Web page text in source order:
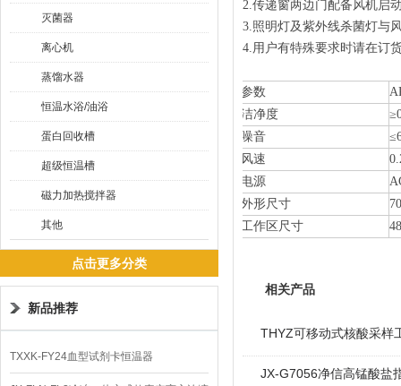
灭菌器
离心机
蒸馏水器
恒温水浴/油浴
蛋白回收槽
超级恒温槽
磁力加热搅拌器
其他
点击更多分类
新品推荐
TXXK-FY24血型试剂卡恒温器
2.传递窗两边门配备风机启
3.照明灯及紫外线杀菌灯与
4.用户有特殊要求时请在订
参数
洁净度
噪音
风速
电源
外形尺寸
工作区尺寸
相关产品
THYZ可移动式核酸采样
JX-G7056净信高锰酸盐